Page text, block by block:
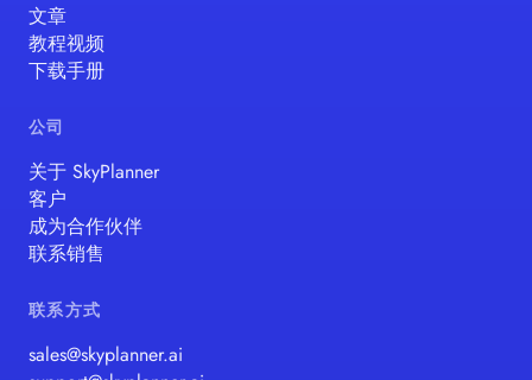
文章
教程视频
下载手册
公司
关于 SkyPlanner
客户
成为合作伙伴
联系销售
联系方式
sales@skyplanner.ai